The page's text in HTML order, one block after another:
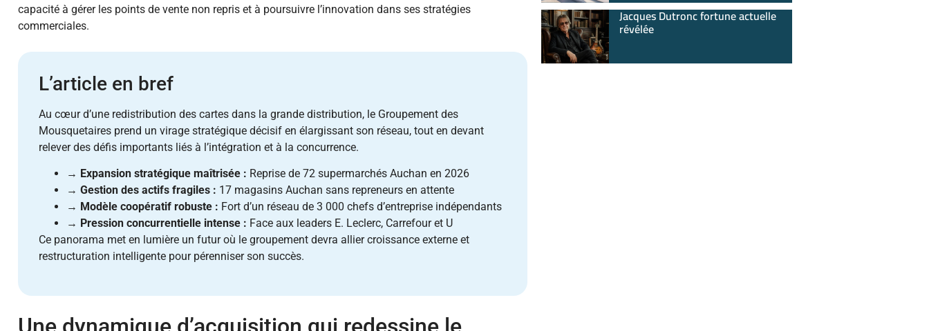
capacité à gérer les points de vente non repris et à poursuivre l’innovation dans ses stratégies
commerciales.
L’article en bref
Au cœur d’une redistribution des cartes dans la grande distribution, le Groupement des
Mousquetaires prend un virage stratégique décisif en élargissant son réseau, tout en devant
relever des défis importants liés à l’intégration et à la concurrence.
→ Expansion stratégique maîtrisée : Reprise de 72 supermarchés Auchan en 2026
→ Gestion des actifs fragiles : 17 magasins Auchan sans repreneurs en attente
→ Modèle coopératif robuste : Fort d’un réseau de 3 000 chefs d’entreprise indépendants
→ Pression concurrentielle intense : Face aux leaders E. Leclerc, Carrefour et U
Ce panorama met en lumière un futur où le groupement devra allier croissance externe et
restructuration intelligente pour pérenniser son succès.
Jacques Dutronc fortune actuelle
révélée